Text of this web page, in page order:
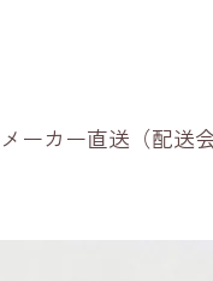
ーカー直送（配送